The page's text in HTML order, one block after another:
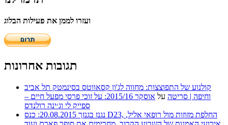
ועזרו לממן את פעילות הבלוג
תגובות אחרונות
קולנוע של התפוצצות: מחווה לג'ון קסאווטס בסינמטק תל אביב
וחיפה | סריטה על
אוסקר 2015/16: על זוכי פרסי מפעל חיים –
ספייק לי וג׳ינה רולנדס
נגנז בגנזך 20.08.2015: כנס D23, החלפת מזוזות מול רופאי אליל,